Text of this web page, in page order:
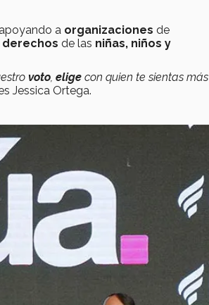
a organizaciones de
derechos de las niñas, niños y
voto, elige con quien te sientas más
Jessica Ortega.